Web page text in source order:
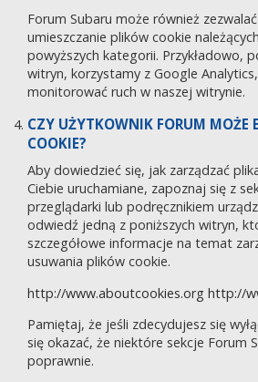
Forum Subaru może również
umieszczanie plików cookie
powyższych kategorii. Przykładowo,
witryn, korzystamy z Google
monitorować ruch w naszej witrynie.
CZY UŻYTKOWNIK FORUM MOŻE
COOKIE?
Aby dowiedzieć się, jak zarządzać
Ciebie uruchamiane, zapoznaj się z
przeglądarki lub podręcznikiem
odwiedź jedną z poniższych witryn,
szczegółowe informacje na temat
usuwania plików cookie.
http://www.aboutcookies.org http://
Pamiętaj, że jeśli zdecydujesz się
się okazać, że niektóre sekcje Forum
poprawnie.